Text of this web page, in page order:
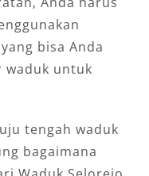
bisa Anda
waduk untuk
tengah waduk
bagaimana